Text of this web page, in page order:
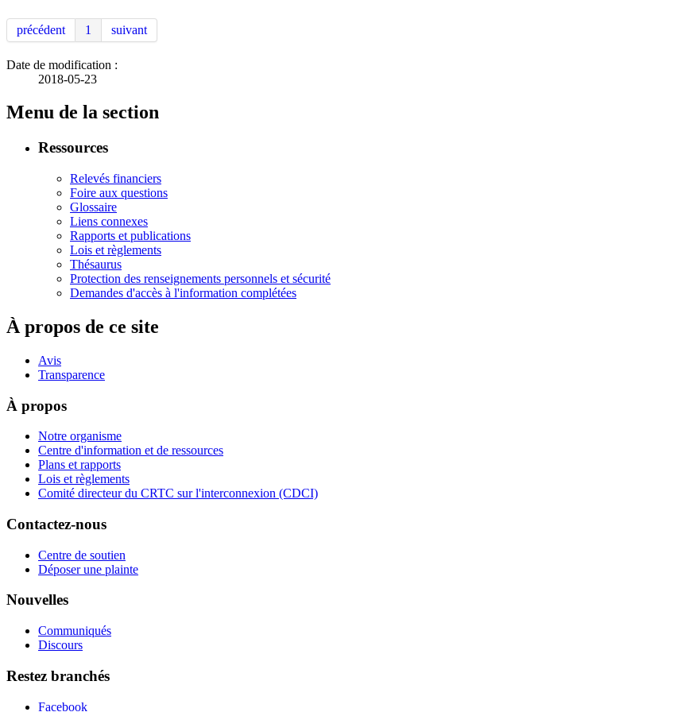
précédent 1 suivant
Date de modification :
2018-05-23
Menu de la section
Ressources
Relevés financiers
Foire aux questions
Glossaire
Liens connexes
Rapports et publications
Lois et règlements
Thésaurus
Protection des renseignements personnels et sécurité
Demandes d'accès à l'information complétées
À propos de ce site
Avis
Transparence
À propos
Notre organisme
Centre d'information et de ressources
Plans et rapports
Lois et règlements
Comité directeur du CRTC sur l'interconnexion (CDCI)
Contactez-nous
Centre de soutien
Déposer une plainte
Nouvelles
Communiqués
Discours
Restez branchés
Facebook